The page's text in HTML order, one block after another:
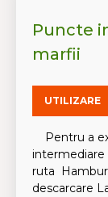
Puncte
marfii
UTILIZARE
Pentru a
intermediare
ruta
descarcare